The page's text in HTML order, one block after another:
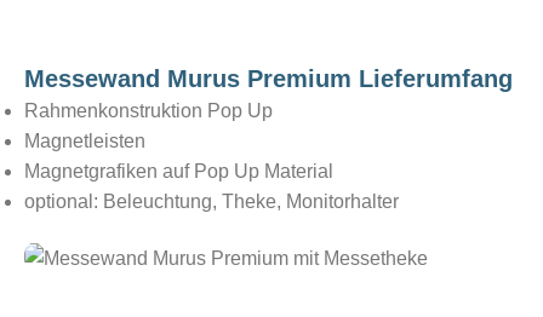
Messewand Murus Premium Lieferumfang
Rahmenkonstruktion Pop Up
Magnetleisten
Magnetgrafiken auf Pop Up Material
optional: Beleuchtung, Theke, Monitorhalter